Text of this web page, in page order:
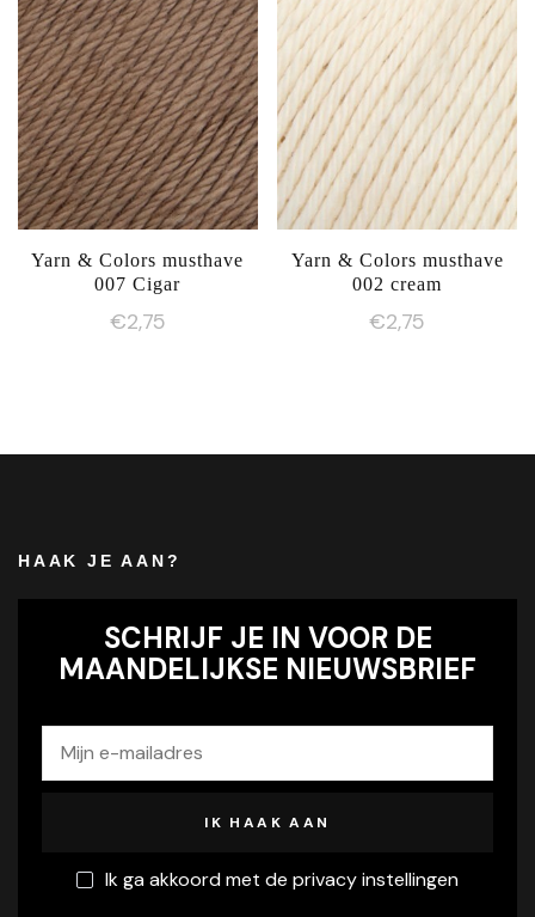
Yarn & Colors musthave
007 Cigar
€2,75
Yarn & Colors musthave
002 cream
€2,75
HAAK JE AAN?
SCHRIJF JE IN VOOR DE
MAANDELIJKSE NIEUWSBRIEF
Ik ga akkoord met de privacy instellingen